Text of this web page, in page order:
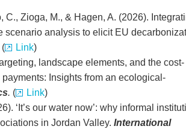
C., Zioga, M., & Hagen, A. (2026).
analysis to elicit EU
Link)
landscape elements, and the cost-
Insights from an ecological-
. ( Link)
‘It’s our water now’: why informal
in Jordan Valley. International